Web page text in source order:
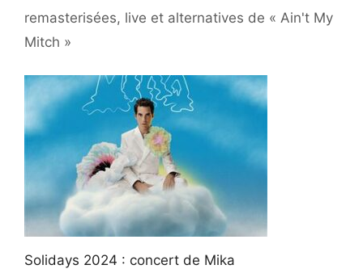
remasterisées, live et alternatives de « Ain't My
Mitch »
Solidays 2024 : concert de Mika